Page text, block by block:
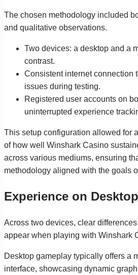
The chosen methodology included
and qualitative observations.
Two devices: a desktop and a
contrast.
Consistent internet connection
issues during testing.
Registered user accounts on
uninterrupted experience
This setup configuration allowed for
of how well Winshark Casino
across various mediums, ensuring
methodology aligned with the goals
Experience on
Across two devices, clear
appear when playing with Winshark
Desktop gameplay typically offers a
interface, showcasing dynamic